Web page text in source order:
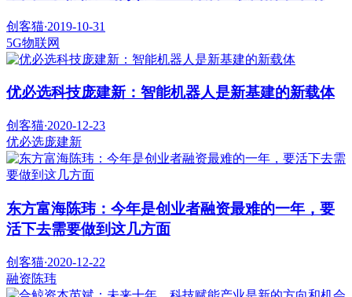
创客猫·2019-10-31
5G物联网
优必选科技庞建新：智能机器人是新基建的新载体
创客猫·2020-12-23
优必选庞建新
东方富海陈玮：今年是创业者融资最难的一年，要
活下去需要做到这几方面
创客猫·2020-12-22
融资陈玮